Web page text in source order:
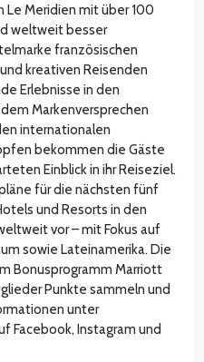
Le Meridien mit über 100
weltweit besser
französischen
kreativen Reisenden
Erlebnisse in den
Markenversprechen
internationalen
bekommen die Gäste
Einblick in ihr Reiseziel.
für die nächsten fünf
und Resorts in den
vor – mit Fokus auf
sowie Lateinamerika. Die
Bonusprogramm Marriott
Punkte sammeln und
unter
Facebook, Instagram und